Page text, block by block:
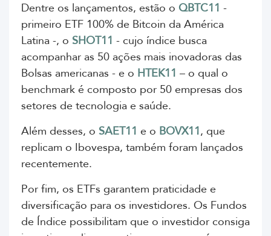
Dentre os lançamentos, estão o QBTC11 -
primeiro ETF 100% de Bitcoin da América
Latina -, o SHOT11 - cujo índice busca
acompanhar as 50 ações mais inovadoras das
Bolsas americanas - e o HTEK11 – o qual o
benchmark é composto por 50 empresas dos
setores de tecnologia e saúde.
Além desses, o SAET11 e o BOVX11, que
replicam o Ibovespa, também foram lançados
recentemente.
Por fim, os ETFs garantem praticidade e
diversificação para os investidores. Os Fundos
de Índice possibilitam que o investidor consiga